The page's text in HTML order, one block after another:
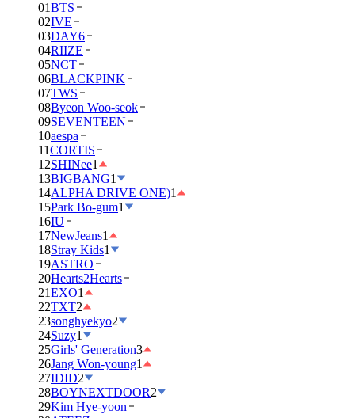
01BTS
02IVE
03DAY6
04RIIZE
05NCT
06BLACKPINK
07TWS
08Byeon Woo-seok
09SEVENTEEN
10aespa
11CORTIS
12SHINee1
13BIGBANG1
14ALPHA DRIVE ONE)1
15Park Bo-gum1
16IU
17NewJeans1
18Stray Kids1
19ASTRO
20Hearts2Hearts
21EXO1
22TXT2
23songhyekyo2
24Suzy1
25Girls' Generation3
26Jang Won-young1
27IDID2
28BOYNEXTDOOR2
29Kim Hye-yoon